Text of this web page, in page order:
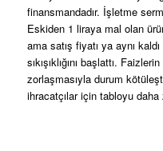
finansmandadır. İşletme
Eskiden 1 liraya mal olan
ama satış fiyatı ya aynı
sıkışıklığını başlattı.
zorlaşmasıyla durum
ihracatçılar için tabloyu daha